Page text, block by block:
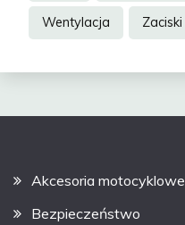
Wentylacja Zaciski
Akcesoria motocyklowe
Bezpieczeństwo